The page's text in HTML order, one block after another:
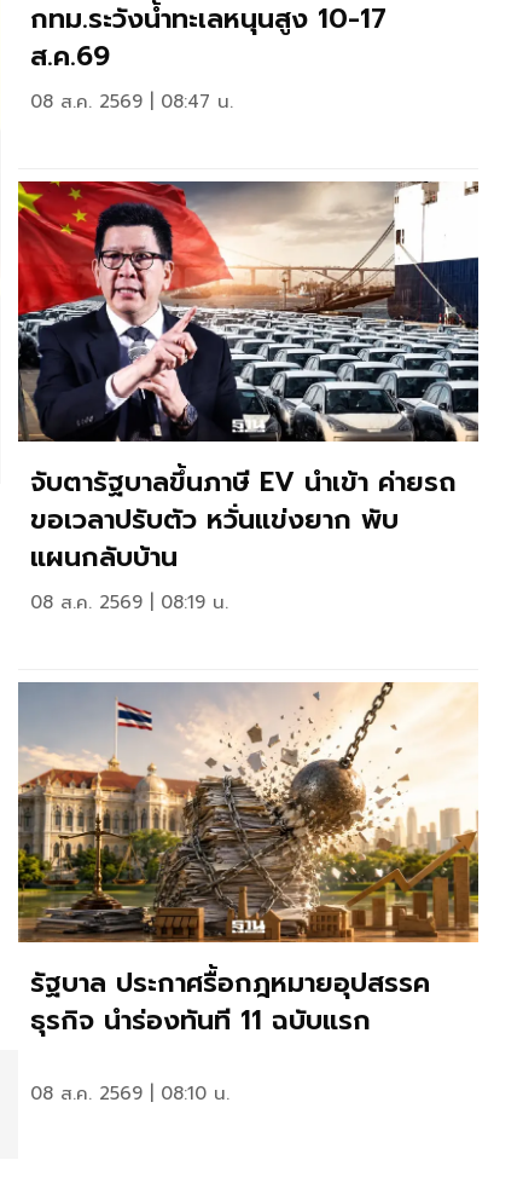
กทม.ระวังน้ำทะเลหนุนสูง 10-17
ส.ค.69
08 ส.ค. 2569 | 08:47 น.
จับตารัฐบาลขึ้นภาษี EV นำเข้า ค่ายรถ
ขอเวลาปรับตัว หวั่นแข่งยาก พับ
แผนกลับบ้าน
08 ส.ค. 2569 | 08:19 น.
รัฐบาล ประกาศรื้อกฎหมายอุปสรรค
ธุรกิจ นำร่องทันที 11 ฉบับแรก
08 ส.ค. 2569 | 08:10 น.